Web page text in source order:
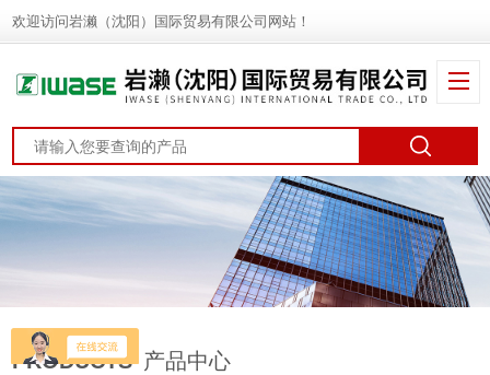
欢迎访问岩濑（沈阳）国际贸易有限公司网站！
PRODUCTS 产品中心